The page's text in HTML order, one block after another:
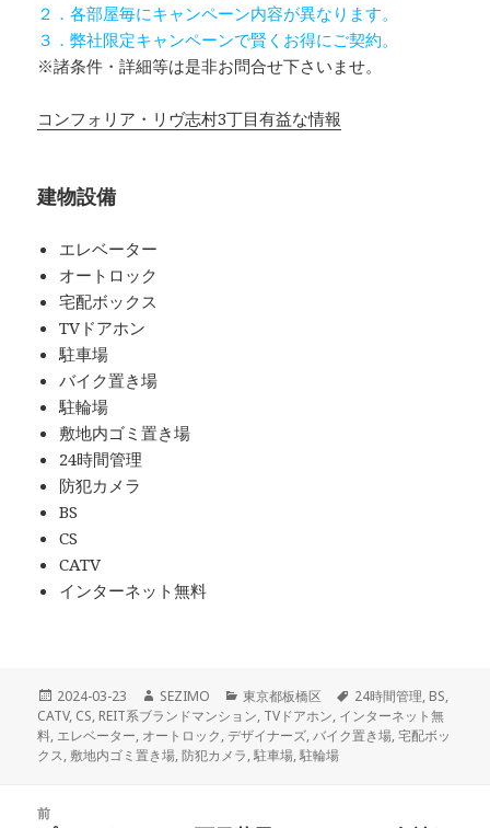
２．各部屋毎にキャンペーン内容が異なります。
３．弊社限定キャンペーンで賢くお得にご契約。
※諸条件・詳細等は是非お問合せ下さいませ。
コンフォリア・リヴ志村3丁目有益な情報
建物設備
エレベーター
オートロック
宅配ボックス
TVドアホン
駐車場
バイク置き場
駐輪場
敷地内ゴミ置き場
24時間管理
防犯カメラ
BS
CS
CATV
インターネット無料
投
稿
日:
2024-03-23
作
成
者
SEZIMO
カ
テ
ゴ
リ
東京都板橋区
タ
グ
24時間管理, BS,
CATV, CS, REIT系ブランドマンション, TVドアホン, インターネット無
料, エレベーター, オートロック,デザイナーズ,バイク置き場,宅配ボッ
クス, 敷地内ゴミ置き場,防犯カメラ,駐車場,駐輪場
前